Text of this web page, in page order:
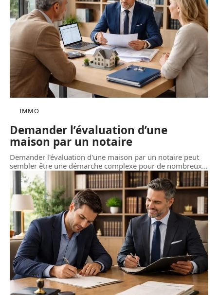
IMMO
Demander l’évaluation d’une
maison par un notaire
Demander l'évaluation d'une maison par un notaire peut
sembler être une démarche complexe pour de nombreux…